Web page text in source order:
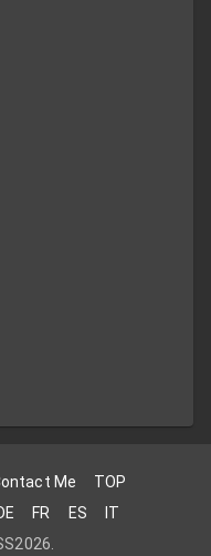
Me
TOP
FR ES
IT
2026